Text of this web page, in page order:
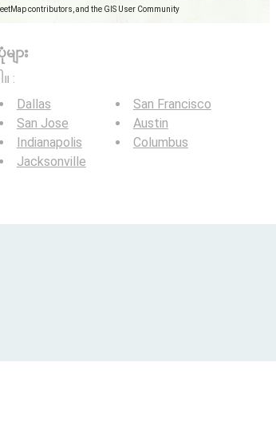
contributors, and the GIS User Community
ျား
:
Dallas
San Jose
Indianapolis
Jacksonville
San Francisco
Austin
Columbus